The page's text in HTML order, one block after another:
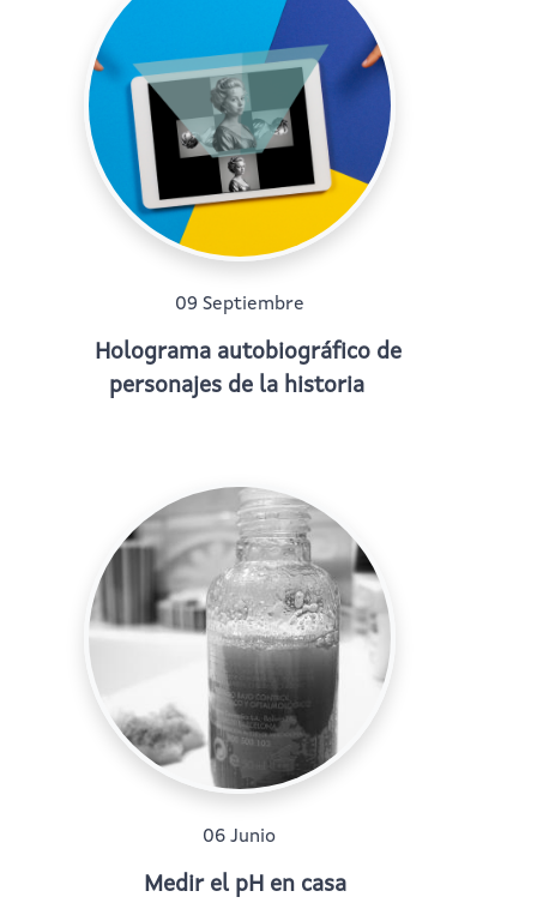
09 Septiembre
Holograma autobiográfico de
personajes de la historia
06 Junio
Medir el pH en casa